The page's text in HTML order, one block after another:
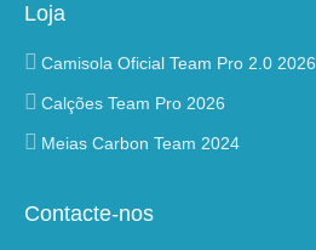
Loja
Camisola Oficial Team Pro 2.0 2026
Calções Team Pro 2026
Meias Carbon Team 2024
Contacte-nos